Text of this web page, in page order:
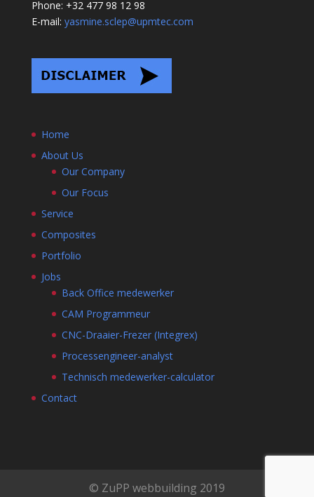
Phone: +32 477 98 12 98
E-mail: yasmine.sclep@upmtec.com
Home
About Us
Our Company
Our Focus
Service
Composites
Portfolio
Jobs
Back Office medewerker
CAM Programmeur
CNC-Draaier-Frezer (Integrex)
Processengineer-analyst
Technisch medewerker-calculator
Contact
© ZuPP webbuilding 2019